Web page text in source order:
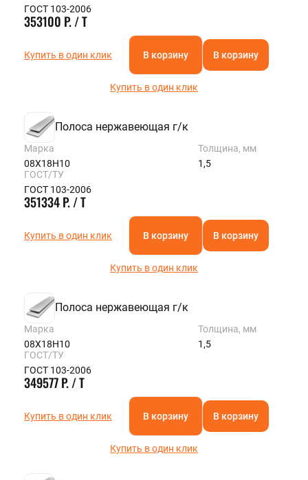
ГОСТ 103-2006
353100 Р. / Т
Купить в один клик В корзину В корзину
Купить в один клик
Полоса нержавеющая г/к
Марка
08Х18Н10
Толщина, мм
1,5
ГОСТ/ТУ
ГОСТ 103-2006
351334 Р. / Т
Купить в один клик В корзину В корзину
Купить в один клик
Полоса нержавеющая г/к
Марка
08Х18Н10
Толщина, мм
1,5
ГОСТ/ТУ
ГОСТ 103-2006
349577 Р. / Т
Купить в один клик В корзину В корзину
Купить в один клик